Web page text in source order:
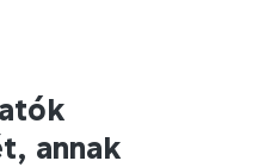
annak